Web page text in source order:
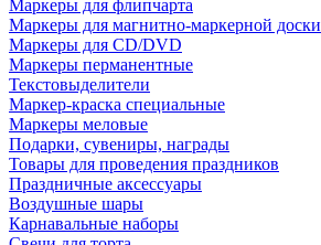
Маркеры для флипчарта
Маркеры для магнитно-маркерной доски
Маркеры для CD/DVD
Маркеры перманентные
Текстовыделители
Маркер-краска специальные
Маркеры меловые
Подарки, сувениры, награды
Товары для проведения праздников
Праздничные аксессуары
Воздушные шары
Карнавальные наборы